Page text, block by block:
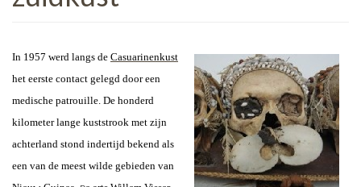
In 1957 werd langs de Casuarinenkust
het eerste contact gelegd door een
medische patrouille. De honderd
kilometer lange kuststrook met zijn
achterland stond indertijd bekend als
een van de meest wilde gebieden van